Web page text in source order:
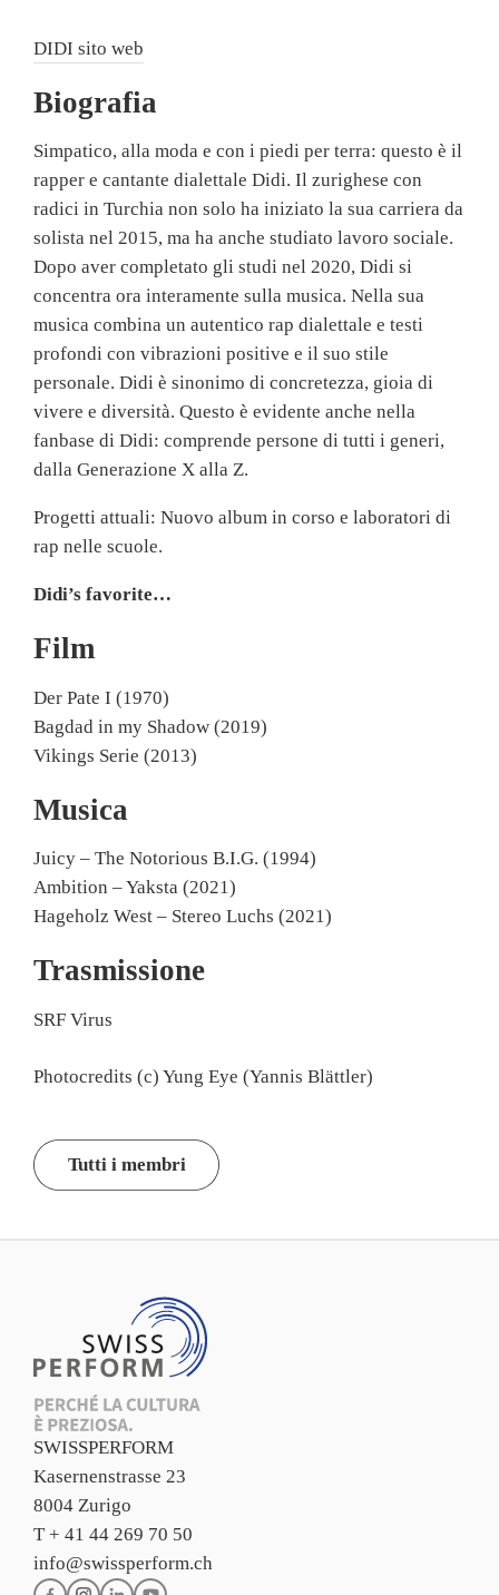
DIDI sito web
Biografia
Simpatico, alla moda e con i piedi per terra: questo è il
rapper e cantante dialettale Didi. Il zurighese con
radici in Turchia non solo ha iniziato la sua carriera da
solista nel 2015, ma ha anche studiato lavoro sociale.
Dopo aver completato gli studi nel 2020, Didi si
concentra ora interamente sulla musica. Nella sua
musica combina un autentico rap dialettale e testi
profondi con vibrazioni positive e il suo stile
personale. Didi è sinonimo di concretezza, gioia di
vivere e diversità. Questo è evidente anche nella
fanbase di Didi: comprende persone di tutti i generi,
dalla Generazione X alla Z.
Progetti attuali: Nuovo album in corso e laboratori di
rap nelle scuole.
Didi’s favorite…
Film
Der Pate I (1970)
Bagdad in my Shadow (2019)
Vikings Serie (2013)
Musica
Juicy – The Notorious B.I.G. (1994)
Ambition – Yaksta (2021)
Hageholz West – Stereo Luchs (2021)
Trasmissione
SRF Virus
Photocredits (c) Yung Eye (Yannis Blättler)
Tutti i membri
SWISSPERFORM
Kasernenstrasse 23
8004 Zurigo
T + 41 44 269 70 50
info@swissperform.ch